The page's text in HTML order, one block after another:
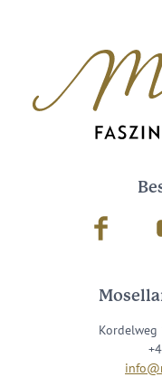
Facebook
Kordelweg